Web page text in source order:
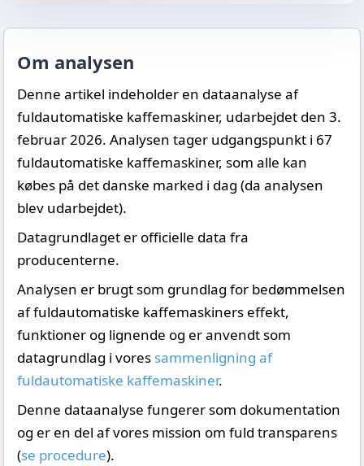
Om analysen
Denne artikel indeholder en dataanalyse af
fuldautomatiske kaffemaskiner, udarbejdet den 3.
februar 2026. Analysen tager udgangspunkt i 67
fuldautomatiske kaffemaskiner, som alle kan
købes på det danske marked i dag (da analysen
blev udarbejdet).
Datagrundlaget er officielle data fra
producenterne.
Analysen er brugt som grundlag for bedømmelsen
af fuldautomatiske kaffemaskiners effekt,
funktioner og lignende og er anvendt som
datagrundlag i vores sammenligning af
fuldautomatiske kaffemaskiner.
Denne dataanalyse fungerer som dokumentation
og er en del af vores mission om fuld transparens
(se procedure).